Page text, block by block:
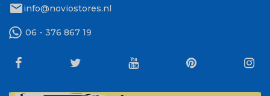
mailinfo@noviostores.nl
06 - 376 867 19